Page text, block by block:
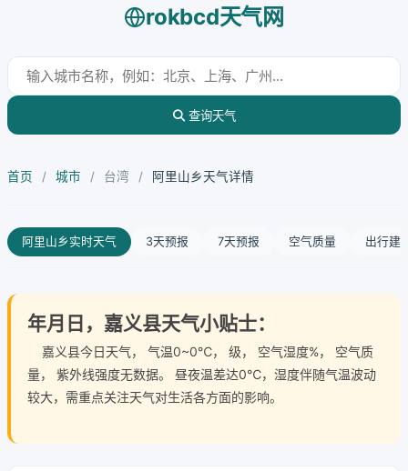
rokbcd天气网
查询天气
首页 / 城市 / 台湾 / 阿里山乡天气详情
阿里山乡实时天气 3天预报 7天预报 空气质量 出行建
年月日，嘉义县天气小贴士：
嘉义县今日天气， 气温0~0℃， 级， 空气湿度%， 空气质
量， 紫外线强度无数据。 昼夜温差达0℃，湿度伴随气温波动
较大，需重点关注天气对生活各方面的影响。